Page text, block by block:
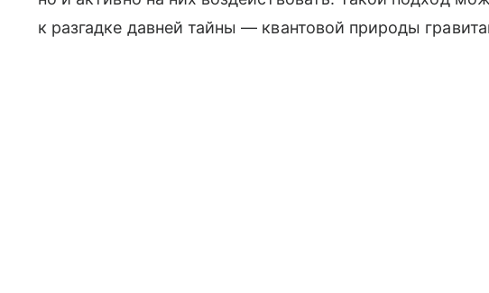
к разгадке давней тайны — квантовой природы